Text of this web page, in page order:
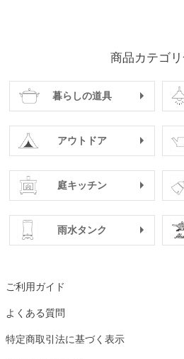
商品カテゴ
暮らしの道具
アウトドア
庭キッチン
雨水タンク
ご利用ガイド
よくある質問
特定商取引法に基づく表示